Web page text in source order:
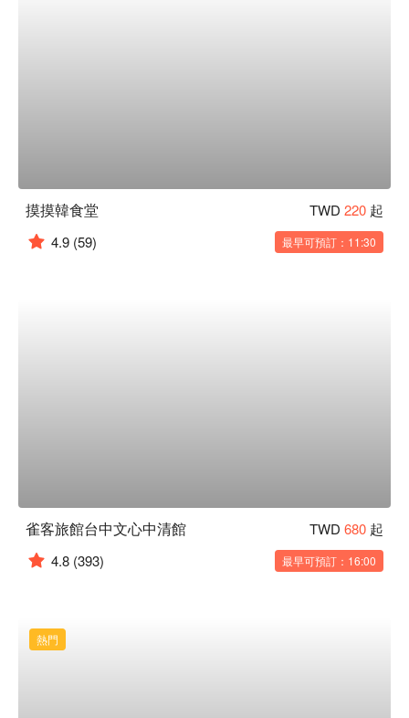
摸摸韓食堂 TWD 220 起
4.9 (59) 最早可預訂：11:30
雀客旅館台中文心中清館 TWD 680 起
4.8 (393) 最早可預訂：16:00
熱門